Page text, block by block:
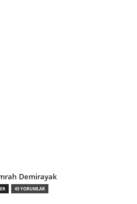
Demirayak
45 YORUMLAR